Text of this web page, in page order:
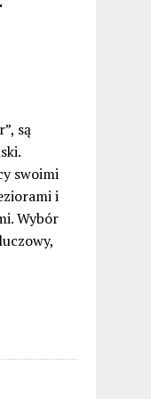
są
swoimi
i
Wybór